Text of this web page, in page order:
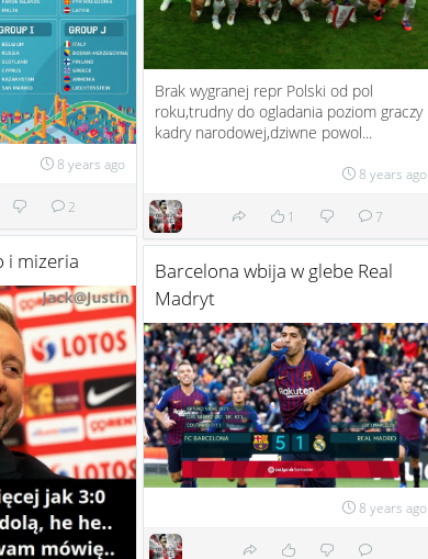
8 years ago
2
Brak wygranej repr Polski od pol
roku,trudny do ogladania poziom graczy
kadry narodowej,dziwne powol...
8 years ago
1 7
i mizeria
Barcelona wbija w glebe Real
Madryt
8 years ago